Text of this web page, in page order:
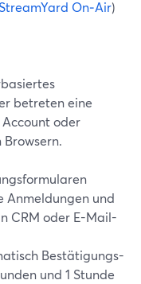
On‑Air)
betreten eine
oder
Anmeldungen und
CRM oder E-Mail-
Bestätigungs-
und 1 Stunde